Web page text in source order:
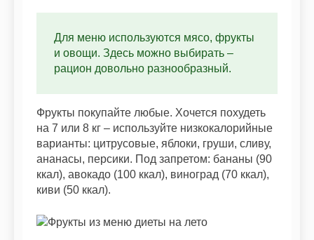
Для меню используются мясо, фрукты
и овощи. Здесь можно выбирать –
рацион довольно разнообразный.
Фрукты покупайте любые. Хочется похудеть
на 7 или 8 кг – используйте низкокалорийные
варианты: цитрусовые, яблоки, груши, сливу,
ананасы, персики. Под запретом: бананы (90
ккал), авокадо (100 ккал), виноград (70 ккал),
киви (50 ккал).